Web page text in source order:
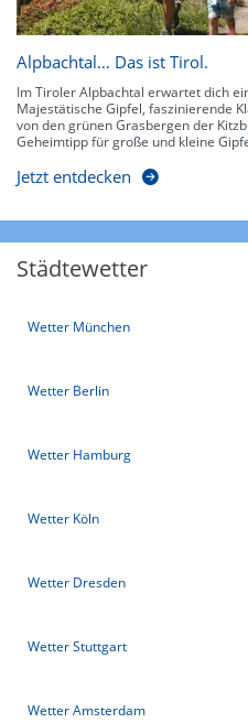
Alpbachtal… Das ist Tirol.
Im Tiroler Alpbachtal erwartet dich
Majestätische Gipfel, faszinierende
von den grünen Grasbergen der
Geheimtipp für große und kleine
Jetzt entdecken
Städtewetter
Wetter München
Wetter Berlin
Wetter Hamburg
Wetter Köln
Wetter Dresden
Wetter Stuttgart
Wetter Amsterdam